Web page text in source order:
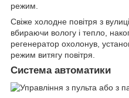
режим.
Свіже холодне повітря з
вбираючи вологу і тепло,
регенератор охолонув,
режим витягу повітря.
Система автоматики